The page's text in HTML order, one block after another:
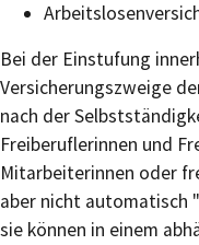
Bei der Einstufung
Versicherungszweige
nach der
Freiberuflerinnen und
Mitarbeiterinnen oder
aber nicht automatisch
sie können in einem